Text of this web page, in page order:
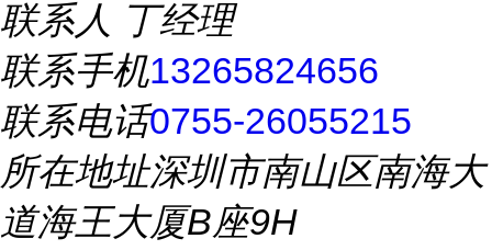
联系人 丁经理
联系手机13265824656
联系电话0755-26055215
所在地址深圳市南山区南海大
道海王大厦B座9H